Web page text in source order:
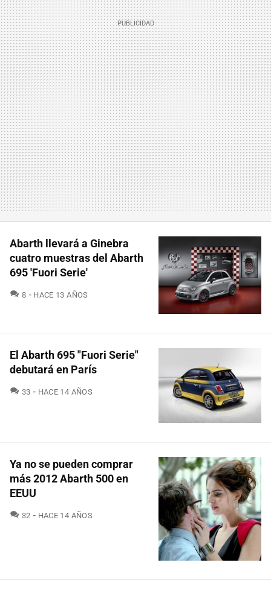
Abarth llevará a Ginebra
cuatro muestras del Abarth
695 'Fuori Serie'
8 COMENTARIOS
HACE 13 AÑOS
El Abarth 695 "Fuori Serie"
debutará en París
33 COMENTARIOS
HACE 14 AÑOS
Ya no se pueden comprar
más 2012 Abarth 500 en
EEUU
32 COMENTARIOS
HACE 14 AÑOS